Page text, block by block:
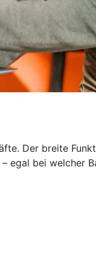
Der breite
egal bei welcher